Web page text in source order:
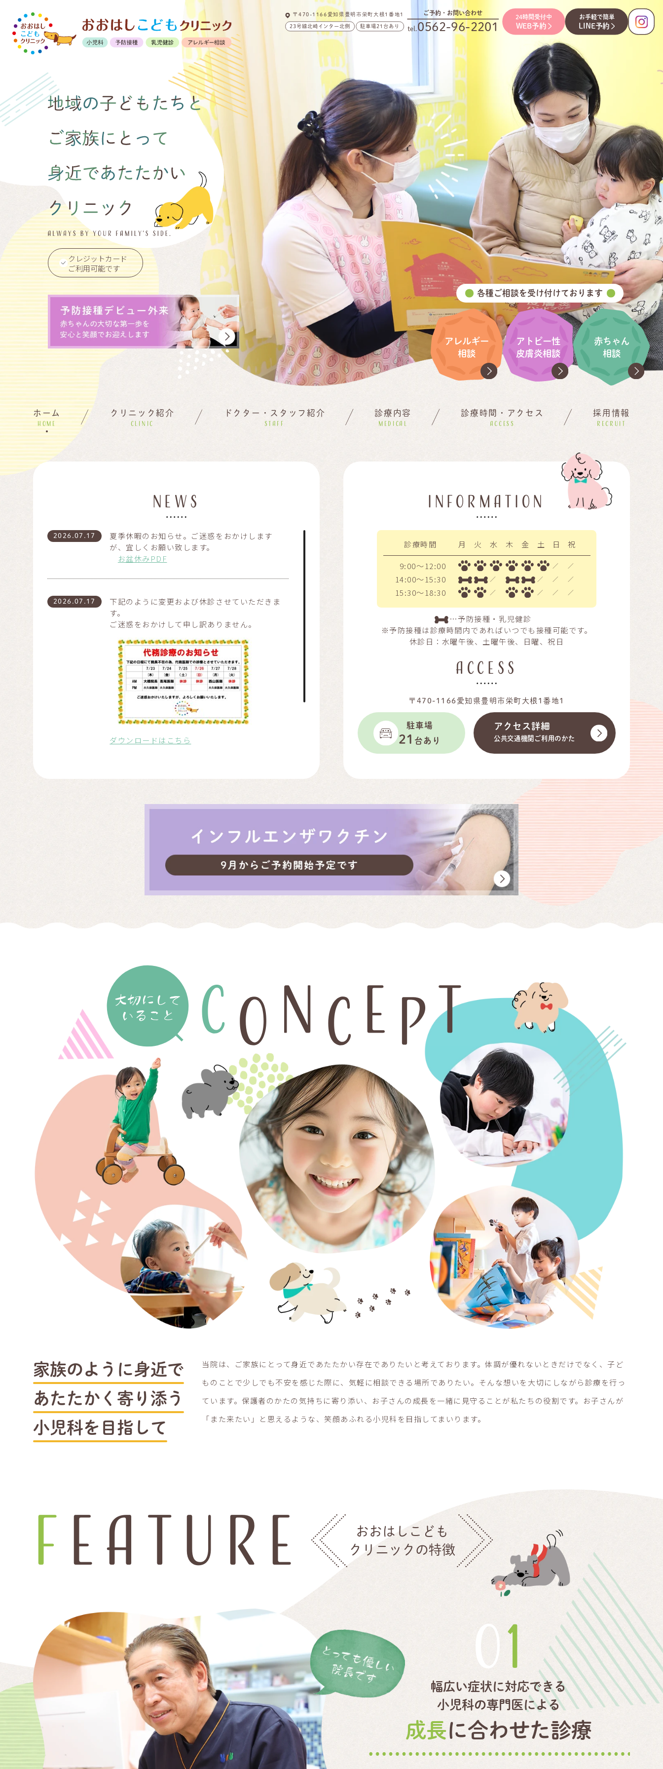
ご予約・お問い合わせ
tel. 0562-96-2201
24時間受付中
WEB予約
お手軽で簡単
LINE予約
〒470-1166愛知県豊明市栄町大根1番地1
23号線北崎インター北側 駐車場21台あり
クレジットカード
ご利用可能です
各種ご相談を受け付けております
アレルギー
相談
アトピー性
皮膚炎相談
赤ちゃん
相談
ホーム
HOME
クリニック紹介
CLINIC
ドクター・スタッフ紹介
STAFF
診療内容
MEDICAL
診療時間・アクセス
ACCESS
採用情報
RECRUIT
NEWS
2026.07.17
夏季休暇のお知らせ。ご迷惑をおかけします
が、宜しくお願い致します。
お盆休みPDF
2026.07.17
下記のように変更および休診させていただきま
す。
ご迷惑をおかけして申し訳ありません。
ダウンロードはこちら
よろしくお願いいたします。
INFORMATION
診療時間 月 火 水 木 金 土 日
祝
9:00～12:00
／ ／
14:00～15:30 ／ ／ ／ ／
15:30～18:30 ／ ／ ／ ／
…予防接種・乳児健診
※予防接種は診療時間内であればいつでも接種可能です。
休診日：水曜午後、土曜午後、日曜、祝日
ACCESS
〒470-1166愛知県豊明市栄町大根1番地1
駐車場
21 台あり
アクセス詳細
公共交通機関ご利用のかた
家族のように身近で
あたたかく寄り添う
小児科を目指して
当院は、ご家族にとって身近であたたかい存在でありたいと考えております。体調が優れないときだけでなく、子ど
ものことで少しでも不安を感じた際に、気軽に相談できる場所でありたい。そんな想いを大切にしながら診療を行っ
ています。保護者のかたの気持ちに寄り添い、お子さんの成長を一緒に見守ることが私たちの役割です。お子さんが
「また来たい」と思えるような、笑顔あふれる小児科を目指してまいります。
FEATURE
おおはしこども
クリニックの特徴
01
幅広い症状に対応できる
小児科の専門医による
成長に合わせた診療